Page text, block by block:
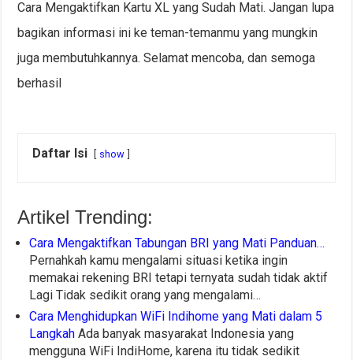
Cara Mengaktifkan Kartu XL yang Sudah Mati. Jangan lupa
bagikan informasi ini ke teman-temanmu yang mungkin
juga membutuhkannya. Selamat mencoba, dan semoga
berhasil
Daftar Isi show
Artikel Trending:
Cara Mengaktifkan Tabungan BRI yang Mati Panduan…
Pernahkah kamu mengalami situasi ketika ingin
memakai rekening BRI tetapi ternyata sudah tidak aktif
Lagi Tidak sedikit orang yang mengalami…
Cara Menghidupkan WiFi Indihome yang Mati dalam 5
Langkah Ada banyak masyarakat Indonesia yang
mengguna WiFi IndiHome, karena itu tidak sedikit